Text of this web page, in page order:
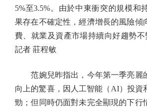
5%至3.5%。由於中東衝突的規模和
果存在不確定性，經濟增長的風險傾
費、就業及資產市場持續向好趨勢
記者 莊程敏
范婉兒昨指出，今年第一季亮麗
向上的驚喜，因人工智能（AI）投資
勁；但同時仍面對未完全顯現的下行